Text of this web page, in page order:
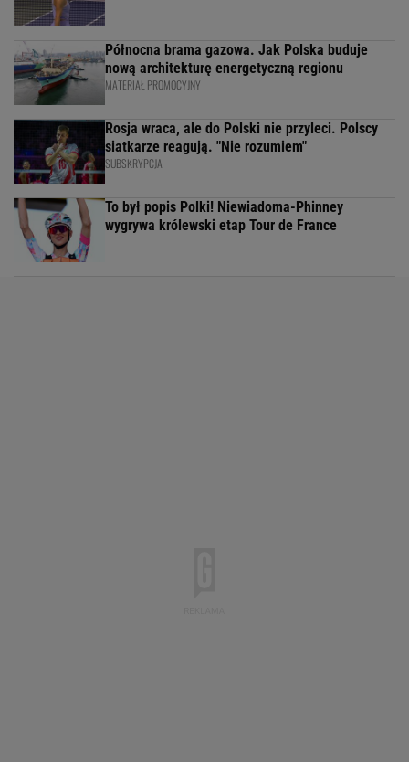
Północna brama gazowa. Jak Polska buduje
nową architekturę energetyczną regionu
MATERIAŁ PROMOCYJNY
Rosja wraca, ale do Polski nie przyleci. Polscy
siatkarze reagują. "Nie rozumiem"
SUBSKRYPCJA
To był popis Polki! Niewiadoma-Phinney
wygrywa królewski etap Tour de France